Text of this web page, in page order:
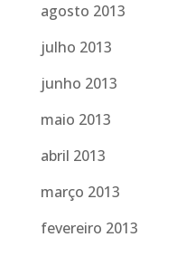
agosto 2013
julho 2013
junho 2013
maio 2013
abril 2013
março 2013
fevereiro 2013